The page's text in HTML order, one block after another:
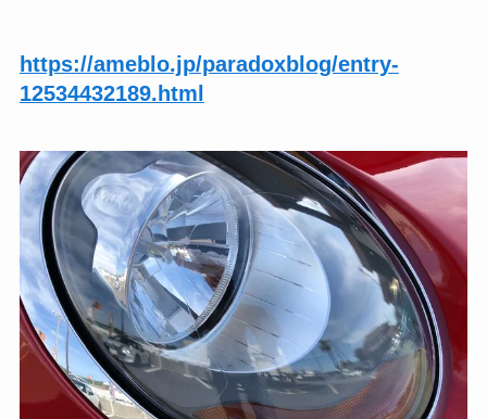
https://ameblo.jp/paradoxblog/entry-
12534432189.html